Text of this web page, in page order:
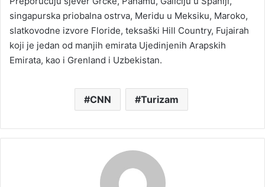
singapurska priobalna ostrva, Meridu u Meksiku, Maroko,
slatkovodne izvore Floride, teksaški Hill Country, Fujairah
koji je jedan od manjih emirata Ujedinjenih Arapskih
Emirata, kao i Grenland i Uzbekistan.
CNN Turizam